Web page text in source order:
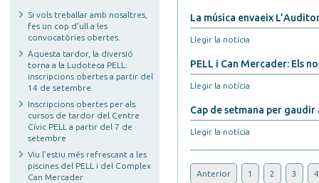
Si vols treballar amb nosaltres,
fes un cop d'ull a les
convocatòries obertes.
Aquesta tardor, la diversió
torna a la Ludoteca PELL:
inscripcions obertes a partir del
14 de setembre
Inscripcions obertes per als
cursos de tardor del Centre
Cívic PELL a partir del 7 de
setembre
Viu l’estiu més refrescant a les
piscines del PELL i del Complex
Can Mercader
La música envaeix
Llegir la notícia
PELL i Can Mercader: Els
Llegir la notícia
Cap de setmana per
Llegir la notícia
Anterior 1 2 3 4